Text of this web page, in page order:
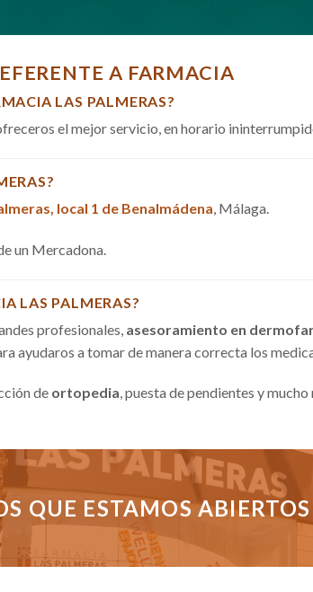
A FARMACIA
LAS PALMERAS?
el mejor servicio, en horario
local 1 de Benalmádena, Málaga.
un Mercadona.
LAS PALMERAS?
profesionales, asesoramiento en
ayudaros a tomar de manera correcta los
de ortopedia, puesta de pendientes y
QUE ESTAMOS